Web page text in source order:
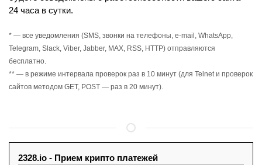
24 часа в сутки.
* — все уведомления (SMS, звонки на телефоны, e-mail, WhatsApp,
Telegram, Slack, Viber, Jabber, MAX, RSS, HTTP) отправляются
бесплатно.
** — в режиме интервала проверок раз в 10 минут (для Telnet и проверок
сайтов методом GET, POST — раз в 20 минут).
2328.io - Прием крипто платежей